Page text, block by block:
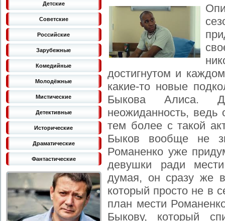
Детские
Советские
Российские
Зарубежные
Комедийные
Молодёжные
Мистические
Детективные
Исторические
Драматические
Фантастические
достигнутом и
какие-то новые
Быкова Алиса.
неожиданность,
тем более с такой
Быков вообще не
Романенко уже
девушки ради
думая, он сразу же
который просто не в
план мести
Быкову, который